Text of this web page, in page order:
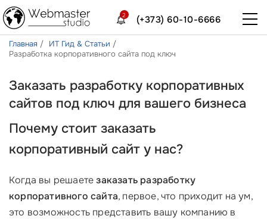
(+373) 60-10-6666
2
Главная
ИТ Гид & Статьи
Разработка корпоративного сайта под ключ
Заказать разработку корпоративных
сайтов под ключ для вашего бизнеса
Почему стоит заказать
корпоративный сайт у нас?
Когда вы решаетезаказать разработку
корпоративного сайта, первое, что приходит на ум,
это возможность представить вашу компанию в